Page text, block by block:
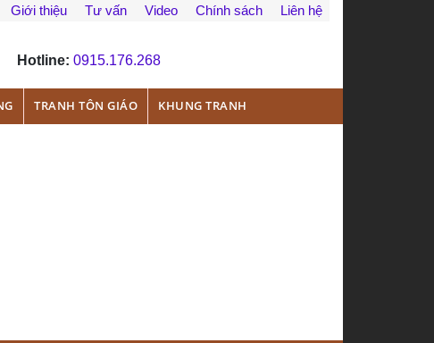
Giới thiệu Tư vấn Video Chính sách Liên hệ
Hotline: 0915.176.268
TRANH TÔN GIÁO KHUNG TRANH